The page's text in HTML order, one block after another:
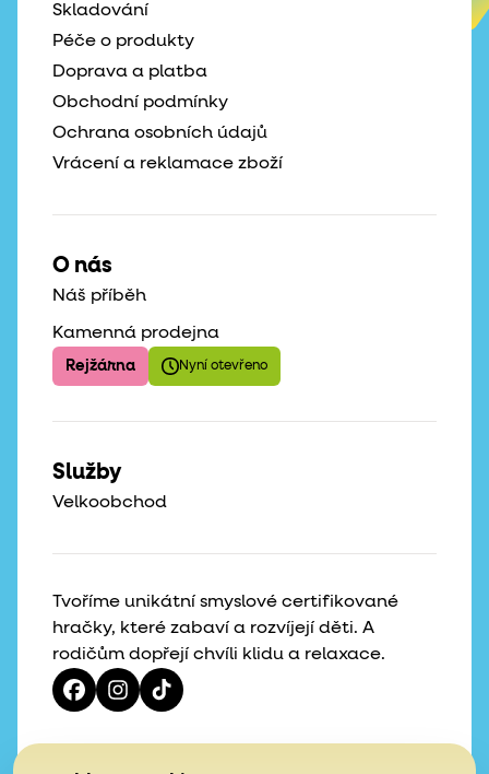
Tvoříme unikátní smyslové certifikované
hračky, které zabaví a rozvíjejí děti. A
rodičům dopřejí chvíli klidu a relaxace.
Skladování
Péče o produkty
Doprava a platba
Obchodní podmínky
Ochrana osobních údajů
Vrácení a reklamace zboží
O nás
Náš příběh
Kamenná prodejna
Rejžárna Nyní otevřeno
Služby
Velkoobchod